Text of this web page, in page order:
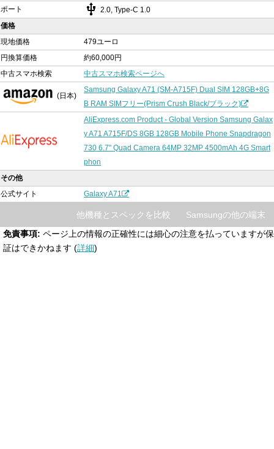
ポート usb 2.0, Type-C 1.0
価格
現地価格
479ユーロ
円換算価格
約60,000円
中古スマホ検索
中古スマホ検索ページへ
(日本)
Samsung Galaxy A71 (SM-A715F) Dual SIM 128GB+8G
B RAM SIMフリー(Prism Crush Black/ブラック)
AliExpress.com Product - Global Version Samsung Galax
y A71 A715F/DS 8GB 128GB Mobile Phone Snapdragon
730 6.7" Quad Camera 64MP 32MP 4500mAh 4G Smart
phon
その他
公式サイト
Galaxy A71
Samsungの他の端末
他機種とスペックを比較
免責事項: ページ上の情報の正確性には細心の注意を払っていますが保
証はできかねます (詳細)